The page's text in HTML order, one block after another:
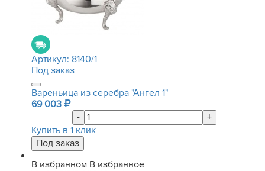
Артикул: 8140/1
Под заказ
Вареньица из серебра "Ангел 1"
69 003
-
+
Купить в 1 клик
В избранном В избранное